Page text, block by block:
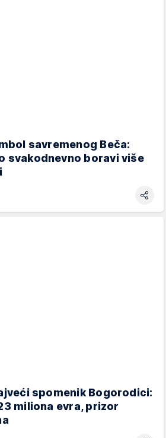
savremenog Beča:
svakodnevno boravi više
spomenik Bogorodici:
miliona evra, prizor